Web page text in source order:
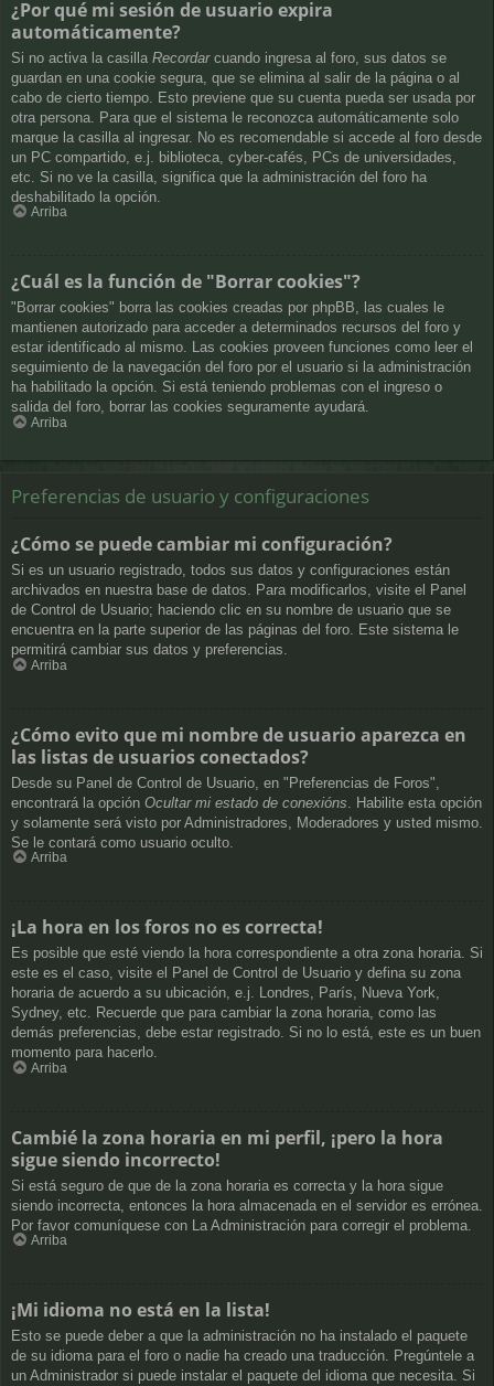
¿Por qué mi sesión de usuario expira
automáticamente?
Si no activa la casilla Recordarcuando ingresa al foro, sus datos se
guardan en una cookie segura, que se elimina al salir de la página o al
cabo de cierto tiempo. Esto previene que su cuenta pueda ser usada por
otra persona. Para que el sistema le reconozca automáticamente solo
marque la casilla al ingresar. No es recomendable si accede al foro desde
un PC compartido, e.j. biblioteca, cyber-cafés, PCs de universidades,
etc. Si no ve la casilla, significa que la administración del foro ha
deshabilitado la opción.
Arriba
¿Cuál es la función de "Borrar cookies"?
"Borrar cookies" borra las cookies creadas por phpBB, las cuales le
mantienen autorizado para acceder a determinados recursos del foro y
estar identificado al mismo. Las cookies proveen funciones como leer el
seguimiento de la navegación del foro por el usuario si la administración
ha habilitado la opción. Si está teniendo problemas con el ingreso o
salida del foro, borrar las cookies seguramente ayudará.
Arriba
Preferencias de usuario y configuraciones
¿Cómo se puede cambiar mi configuración?
Si es un usuario registrado, todos sus datos y configuraciones están
archivados en nuestra base de datos. Para modificarlos, visite el Panel
de Control de Usuario; haciendo clic en su nombre de usuario que se
encuentra en la parte superior de las páginas del foro. Este sistema le
permitirá cambiar sus datos y preferencias.
Arriba
¿Cómo evito que mi nombre de usuario aparezca en
las listas de usuarios conectados?
Desde su Panel de Control de Usuario, en "Preferencias de Foros",
encontrará la opción Ocultar mi estado de conexións . Habilite esta opción
y solamente será visto por Administradores, Moderadores y usted mismo.
Se le contará como usuario oculto.
Arriba
¡La hora en los foros no es correcta!
Es posible que esté viendo la hora correspondiente a otra zona horaria. Si
este es el caso, visite el Panel de Control de Usuario y defina su zona
horaria de acuerdo a su ubicación, e.j. Londres, París, Nueva York,
Sydney, etc. Recuerde que para cambiar la zona horaria, como las
demás preferencias, debe estar registrado. Si no lo está, este es un buen
momento para hacerlo.
Arriba
Cambié la zona horaria en mi perfil, ¡pero la hora
sigue siendo incorrecto!
Si está seguro de que de la zona horaria es correcta y la hora sigue
siendo incorrecta, entonces la hora almacenada en el servidor es errónea.
Por favor comuníquese con La Administración para corregir el problema.
Arriba
¡Mi idioma no está en la lista!
Esto se puede deber a que la administración no ha instalado el paquete
de su idioma para el foro o nadie ha creado una traducción. Pregúntele a
un Administrador si puede instalar el paquete del idioma que necesita. Si